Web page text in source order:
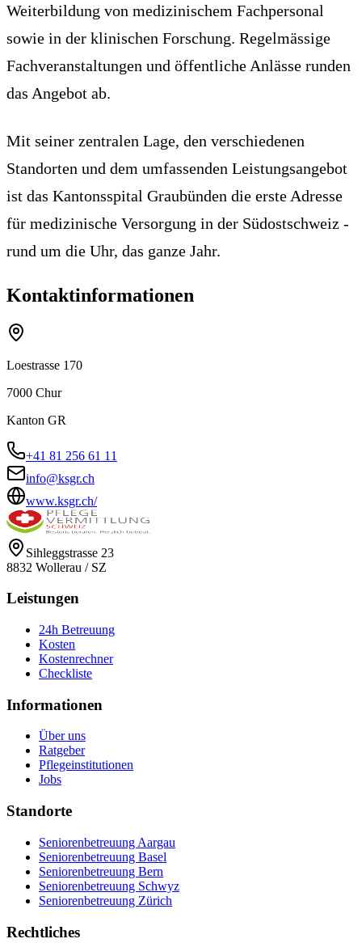
Weiterbildung von medizinischem Fachpersonal
sowie in der klinischen Forschung. Regelmässige
Fachveranstaltungen und öffentliche Anlässe runden
das Angebot ab.
Mit seiner zentralen Lage, den verschiedenen
Standorten und dem umfassenden Leistungsangebot
ist das Kantonsspital Graubünden die erste Adresse
für medizinische Versorgung in der Südostschweiz -
rund um die Uhr, das ganze Jahr.
Kontaktinformationen
Loestrasse 170
7000 Chur
Kanton GR
+41 81 256 61 11
info@ksgr.ch
www.ksgr.ch/
Sihleggstrasse 23
8832 Wollerau / SZ
Leistungen
24h Betreuung
Kosten
Kostenrechner
Checkliste
Informationen
Über uns
Ratgeber
Pflegeinstitutionen
Jobs
Standorte
Seniorenbetreuung Aargau
Seniorenbetreuung Basel
Seniorenbetreuung Bern
Seniorenbetreuung Schwyz
Seniorenbetreuung Zürich
Rechtliches